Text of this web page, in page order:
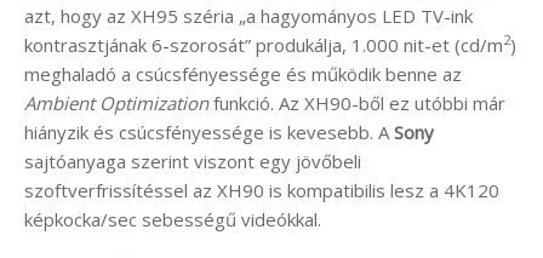
azt, hogy az XH95 széria „a hagyományos LED TV-ink
kontrasztjának 6-szorosát” produkálja, 1.000 nit-et (cd/m2)
meghaladó a csúcsfényessége és működik benne az
Ambient Optimizationfunkció. Az XH90-ből ez utóbbi már
hiányzik és csúcsfényessége is kevesebb. A Sony
sajtóanyaga szerint viszont egy jövőbeli
szoftverfrissítéssel az XH90 is kompatibilis lesz a 4K120
képkocka/sec sebességű videókkal.